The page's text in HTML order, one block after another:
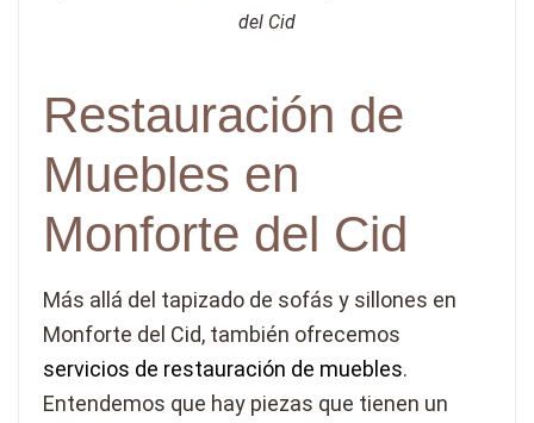
del Cid
Restauración de
Muebles en
Monforte del Cid
Más allá del tapizado de sofás y sillones en
Monforte del Cid, también ofrecemos
servicios de restauración de muebles.
Entendemos que hay piezas que tienen un